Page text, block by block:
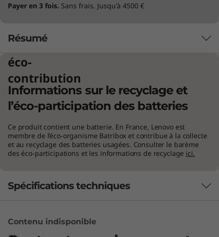
Payer en 3 fois. Sans frais. Jusqu'à 4500 €
Résumé
Concentrez-vous sur ce qui est vraiment
L’impressionnant Chromebook C340 (15") offre
une conception convertible à 360° ultra
éco-
contribution
Informations sur le recyclage et
l’éco-participation des batteries
Ce produit contient une batterie. En France, Lenovo est
membre de l’éco-organisme Batribox et contribue à la collecte
et au recyclage des batteries usagées. Consulter le barème
des éco-participations et les informations de recyclage ici.
Spécifications techniques
Performances
Contenu indisponible